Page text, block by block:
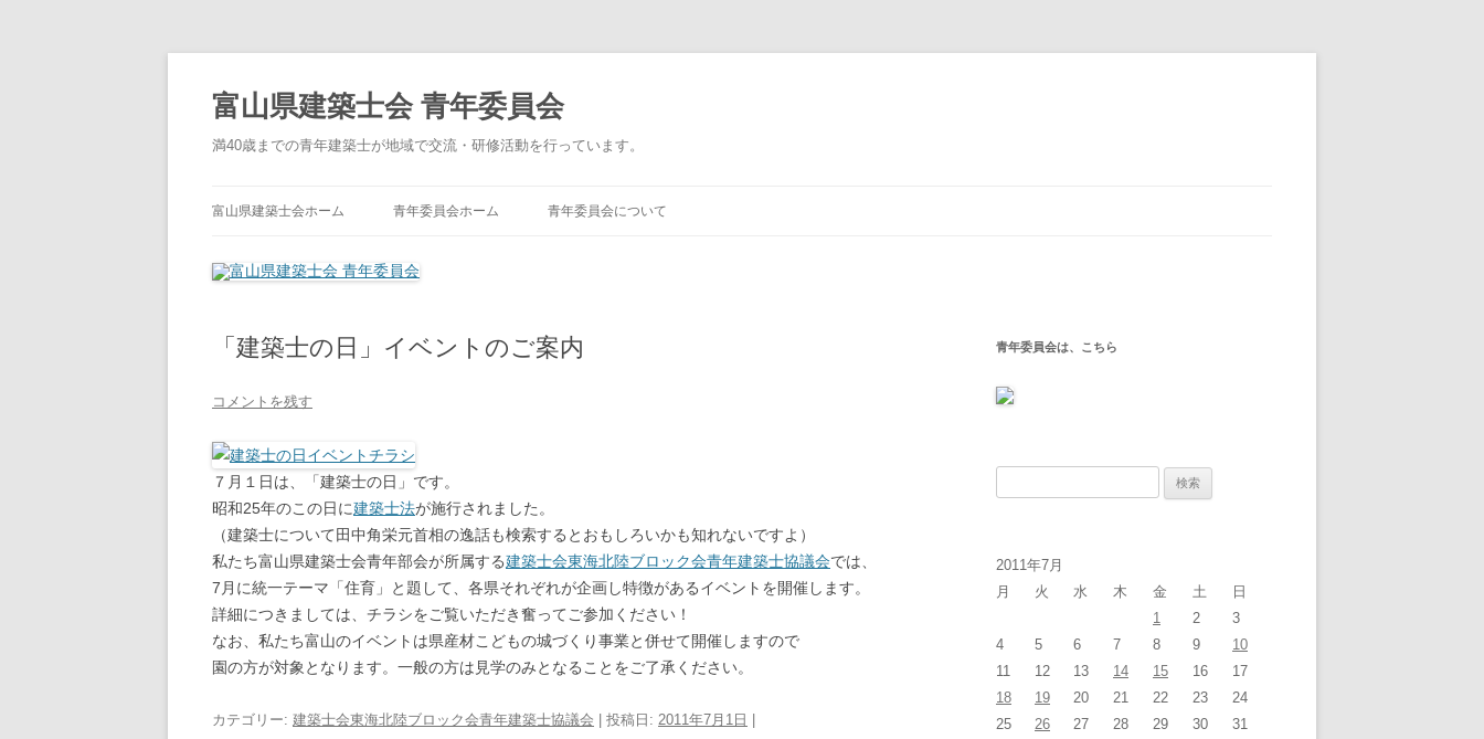
テ
ン
ツ
へ
ス
富山県建築士会 青年委員会
満40歳までの青年建築士が地域で交流・研修活動を行っています。
富山県建築士会ホーム 青年委員会ホーム 青年委員会について
「建築士の日」イベントのご案内
コメントを残す
７月１日は、「建築士の日」です。
昭和25年のこの日に建築士法が施行されました。
（建築士について田中角栄元首相の逸話も検索するとおもしろいかも知れないですよ）
私たち富山県建築士会青年部会が所属する建築士会東海北陸ブロック会青年建築士協議会では、
7月に統一テーマ「住育」と題して、各県それぞれが企画し特徴があるイベントを開催します。
詳細につきましては、チラシをご覧いただき奮ってご参加ください！
なお、私たち富山のイベントは県産材こどもの城づくり事業と併せて開催しますので
園の方が対象となります。一般の方は見学のみとなることをご了承ください。
カテゴリー: 建築士会東海北陸ブロック会青年建築士協議会 | 投稿日: 2011年7月1日
青年委員会は、こちら
2011年7月
月
火 水 木 金 土
日
1
2
3
4
5 6 7 8 9
10
11
12 13 14 15 16
17
18
19 20 21 22 23
24
25
26 27 28 29 30
31